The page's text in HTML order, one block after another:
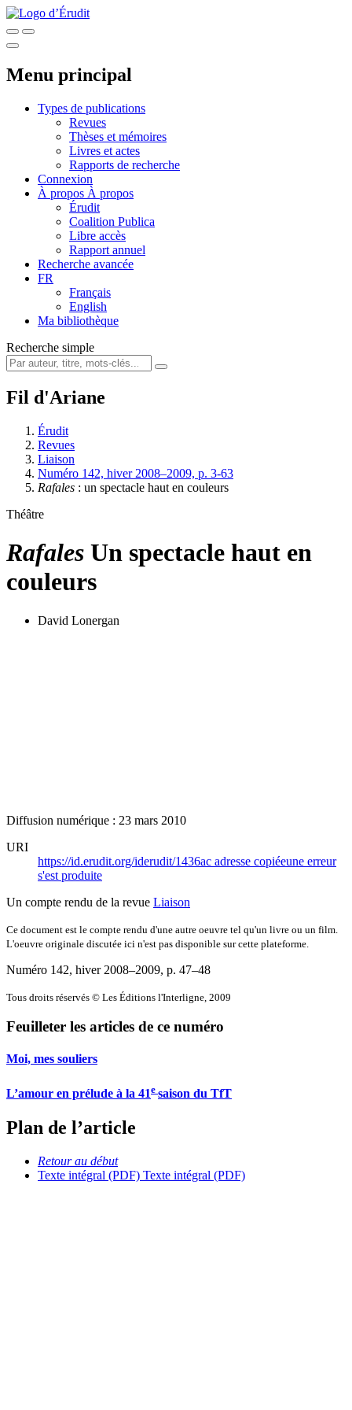
Menu principal
Types de publications
Revues
Thèses et mémoires
Livres et actes
Rapports de recherche
Connexion
À propos À propos
Érudit
Coalition Publica
Libre accès
Rapport annuel
Recherche avancée
FR
Français
English
Ma bibliothèque
Recherche simple
Fil d'Ariane
Érudit
Revues
Liaison
Numéro 142, hiver 2008–2009, p. 3-63
Rafales : un spectacle haut en couleurs
Théâtre
Rafales Un spectacle haut en
couleurs
David Lonergan
Diffusion numérique : 23 mars 2010
URI
https://id.erudit.org/iderudit/1436ac adresse copiéeune erreur
s'est produite
Un compte rendu de la revue Liaison
Ce document est le compte rendu d'une autre oeuvre tel qu'un livre ou un film.
L'oeuvre originale discutée ici n'est pas disponible sur cette plateforme.
Numéro 142, hiver 2008–2009, p. 47–48
Tous droits réservés © Les Éditions l'Interligne, 2009
Feuilleter les articles de ce numéro
Moi, mes souliers
L’amour en prélude à la 41e saison du TfT
Plan de l’article
Retour au début
Texte intégral (PDF) Texte intégral (PDF)